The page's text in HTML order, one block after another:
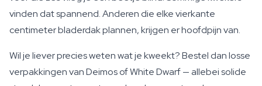
vinden dat spannend. Anderen die elke vierkante
centimeter bladerdak plannen, krijgen er hoofdpijn van.
Wil je liever precies weten wat je kweekt? Bestel dan losse
verpakkingen van Deimos of White Dwarf — allebei solide